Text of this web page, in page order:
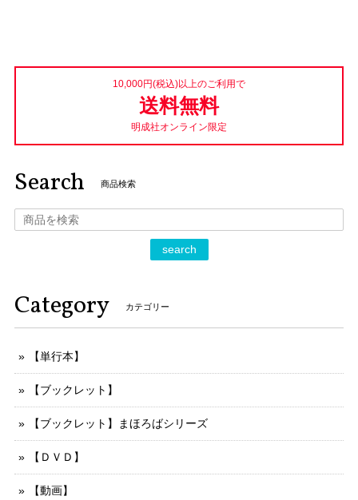
10,000円(税込)以上のご利用で
送料無料
明成社オンライン限定
Search 商品検索
search
Category カテゴリー
【単行本】
【ブックレット】
【ブックレット】まほろばシリーズ
【ＤＶＤ】
【動画】